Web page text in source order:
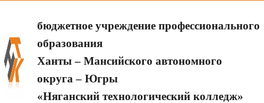
бюджетное учреждение профессионального
образования
Ханты – Мансийского автономного
округа – Югры
«Няганский технологический колледж»